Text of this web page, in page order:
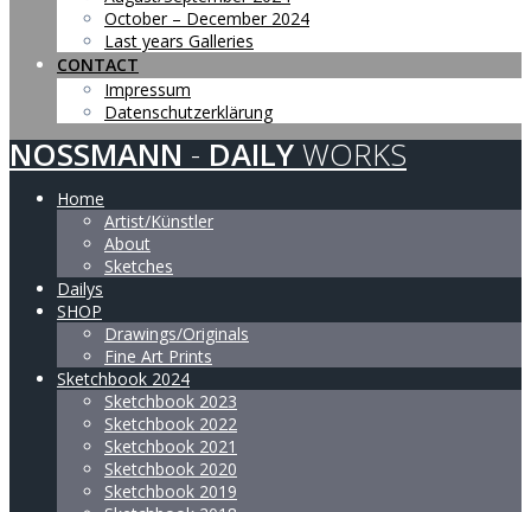
October – December 2024
Last years Galleries
CONTACT
Impressum
Datenschutzerklärung
NOSSMANN - DAILY WORKS
Home
Artist/Künstler
About
Sketches
Dailys
SHOP
Drawings/Originals
Fine Art Prints
Sketchbook 2024
Sketchbook 2023
Sketchbook 2022
Sketchbook 2021
Sketchbook 2020
Sketchbook 2019